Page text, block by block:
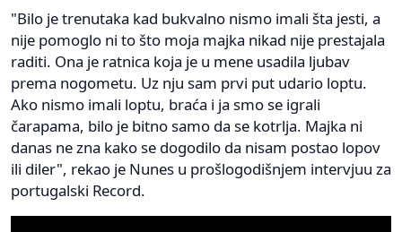
"Bilo je trenutaka kad bukvalno nismo imali šta jesti, a
nije pomoglo ni to što moja majka nikad nije prestajala
raditi. Ona je ratnica koja je u mene usadila ljubav
prema nogometu. Uz nju sam prvi put udario loptu.
Ako nismo imali loptu, braća i ja smo se igrali
čarapama, bilo je bitno samo da se kotrlja. Majka ni
danas ne zna kako se dogodilo da nisam postao lopov
ili diler", rekao je Nunes u prošlogodišnjem intervjuu za
portugalski Record.